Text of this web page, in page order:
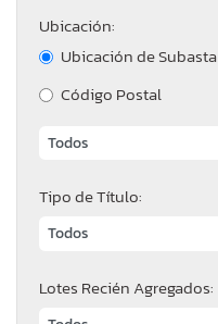
Ubicación:
Ubicación de Subasta
Código Postal
Tipo de Título:
Lotes Recién Agregados: